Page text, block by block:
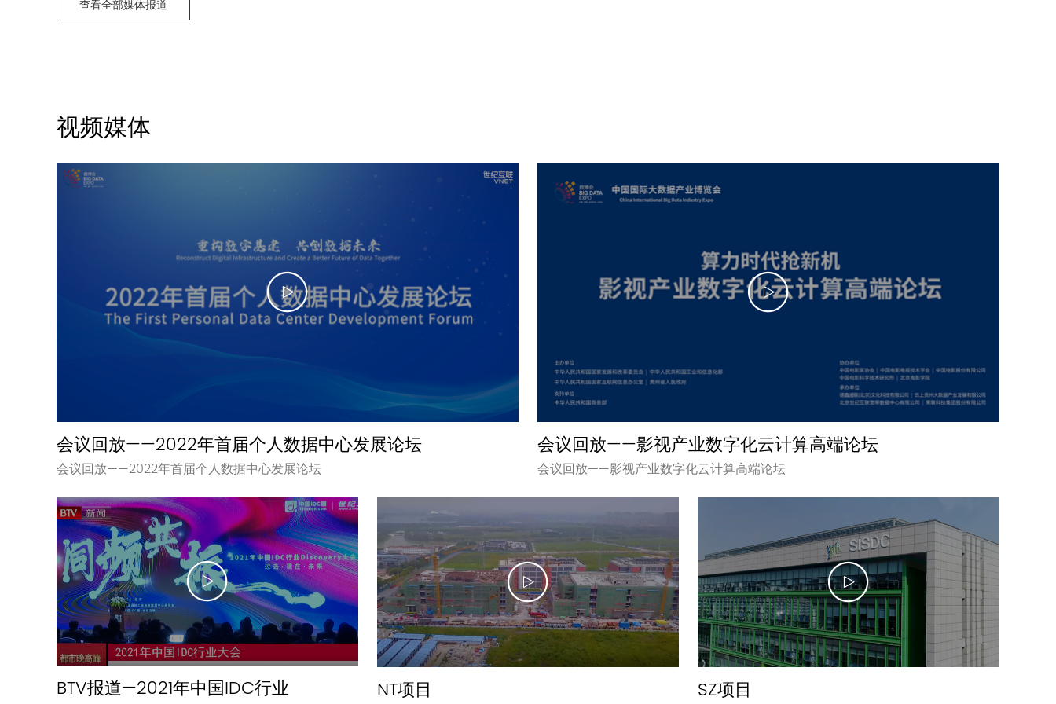
查看全部媒体报道
视频媒体
会议回放——2022年首届个人数据中心发展论坛
会议回放——2022年首届个人数据中心发展论坛
会议回放——影视产业数字化云计算高端论坛
会议回放——影视产业数字化云计算高端论坛
BTV报道—2021年中国IDC行业 NT项目 SZ项目